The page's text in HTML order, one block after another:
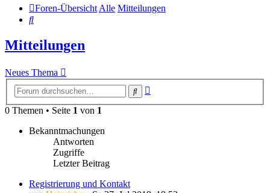
Foren-ÜbersichtAlle Mitteilungen
Suche
Mitteilungen
Neues Thema
Suche
0 Themen • Seite 1 von 1
Bekanntmachungen
Antworten
Zugriffe
Letzter Beitrag
Registrierung und Kontakt